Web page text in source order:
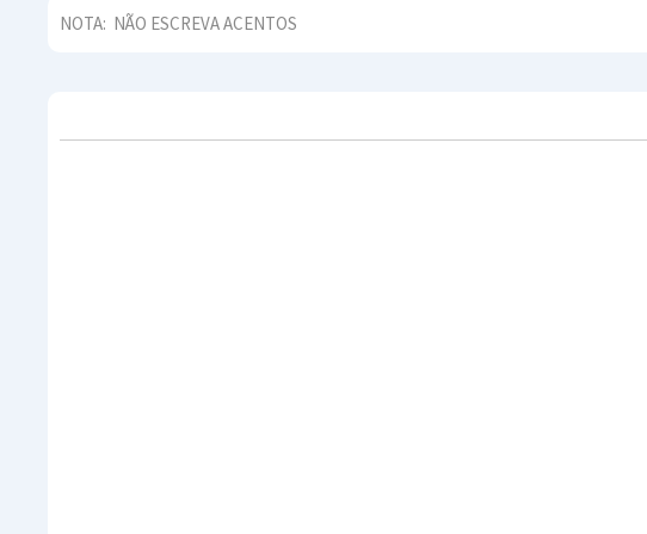
NOTA: NÃO ESCREVA ACENTOS